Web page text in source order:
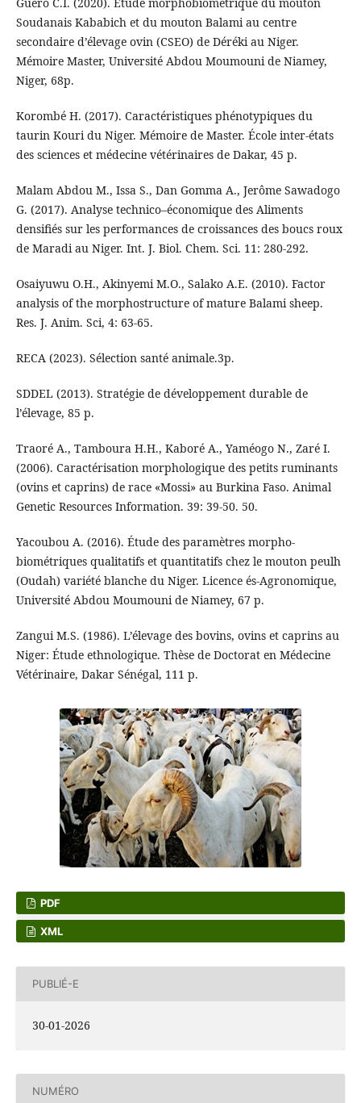
Soudanais Kababich et du mouton Balami au centre
secondaire d’élevage ovin (CSEO) de Déréki au Niger.
Mémoire Master, Université Abdou Moumouni de Niamey,
Niger, 68p.
Korombé H. (2017). Caractéristiques phénotypiques du
taurin Kouri du Niger. Mémoire de Master. École inter-états
des sciences et médecine vétérinaires de Dakar, 45 p.
Malam Abdou M., Issa S., Dan Gomma A., Jerôme Sawadogo
G. (2017). Analyse technico–économique des Aliments
densifiés sur les performances de croissances des boucs roux
de Maradi au Niger. Int. J. Biol. Chem. Sci. 11: 280-292.
Osaiyuwu O.H., Akinyemi M.O., Salako A.E. (2010). Factor
analysis of the morphostructure of mature Balami sheep.
Res. J. Anim. Sci, 4: 63-65.
RECA (2023). Sélection santé animale.3p.
SDDEL (2013). Stratégie de développement durable de
l’élevage, 85 p.
Traoré A., Tamboura H.H., Kaboré A., Yaméogo N., Zaré I.
(2006). Caractérisation morphologique des petits ruminants
(ovins et caprins) de race «Mossi» au Burkina Faso. Animal
Genetic Resources Information. 39: 39-50. 50.
Yacoubou A. (2016). Étude des paramètres morpho-
biométriques qualitatifs et quantitatifs chez le mouton peulh
(Oudah) variété blanche du Niger. Licence és-Agronomique,
Université Abdou Moumouni de Niamey, 67 p.
Zangui M.S. (1986). L’élevage des bovins, ovins et caprins au
Niger: Étude ethnologique. Thèse de Doctorat en Médecine
Vétérinaire, Dakar Sénégal, 111 p.
PDF
XML
PUBLIÉ-E
30-01-2026
NUMÉRO